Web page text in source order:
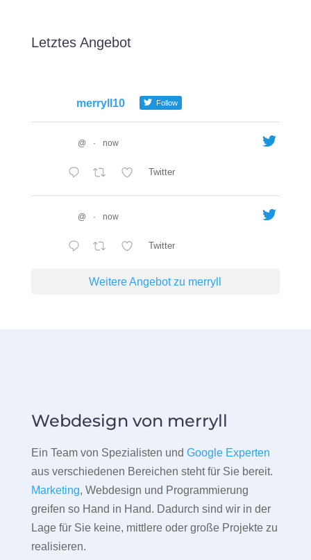
Letztes Angebot
merryll10 Follow
@ · now
Twitter
@ · now
Twitter
Weitere Angebot zu merryll
Webdesign von merryll
Ein Team von Spezialisten und Google Experten
aus verschiedenen Bereichen steht für Sie bereit.
Marketing, Webdesign und Programmierung
greifen so Hand in Hand. Dadurch sind wir in der
Lage für Sie keine, mittlere oder große Projekte zu
realisieren.